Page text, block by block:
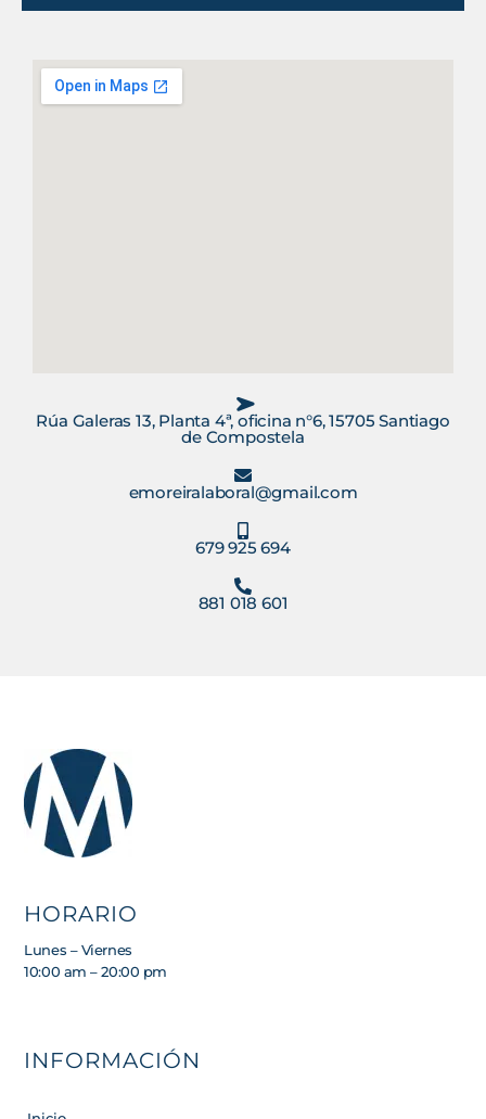
Rúa Galeras 13, Planta 4ª, oficina n°6, 15705 Santiago
de Compostela
emoreiralaboral@gmail.com
679 925 694
881 018 601
HORARIO
Lunes – Viernes
10:00 am – 20:00 pm
INFORMACIÓN